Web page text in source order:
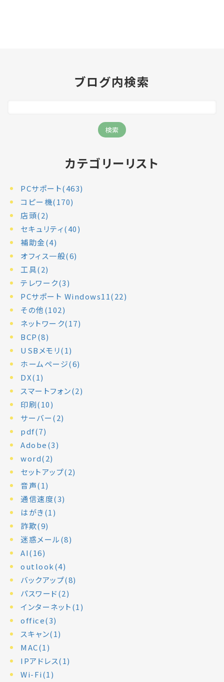
ブログ内検索
カテゴリーリスト
PCサポート(463)
コピー機(170)
店頭(2)
セキュリティ(40)
補助金(4)
オフィス一般(6)
工具(2)
テレワーク(3)
PCサポート Windows11(22)
その他(102)
ネットワーク(17)
BCP(8)
USBメモリ(1)
ホームページ(6)
DX(1)
スマートフォン(2)
印刷(10)
サーバー(2)
pdf(7)
Adobe(3)
word(2)
セットアップ(2)
音声(1)
通信速度(3)
はがき(1)
詐欺(9)
迷惑メール(8)
AI(16)
outlook(4)
バックアップ(8)
パスワード(2)
インターネット(1)
office(3)
スキャン(1)
MAC(1)
IPアドレス(1)
Wi-Fi(1)